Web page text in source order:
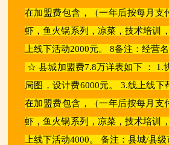
在加盟费包含，（一年后按每月支
虾，鱼火锅系列，凉菜，技术培训
上线下活动2000元。 8备注：经营
☆ 县城加盟费7.8万详表如下 ： 1.
局图，设计费6000元。 3.线上线
在加盟费包含，
（一年后按每月
虾，鱼火锅系列，凉菜，技术培训
上线下活动4000。 备注：县城/县